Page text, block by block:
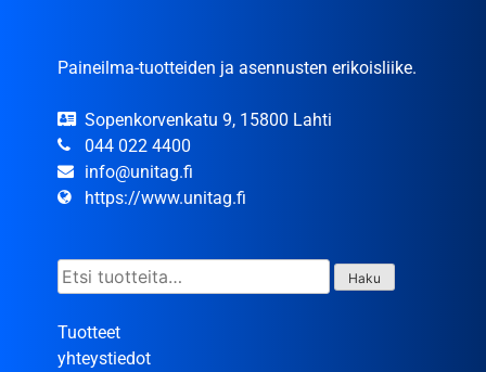
Paineilma-tuotteiden ja asennusten erikoisliike.
Sopenkorvenkatu 9, 15800 Lahti
044 022 4400
info@unitag.fi
https://www.unitag.fi
Etsi: Haku
Tuotteet
yhteystiedot